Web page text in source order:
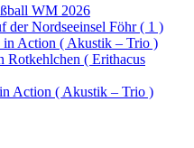
WM 2026
der Nordseeinsel Föhr ( 1 )
in Action ( Akustik – Trio )
Rotkehlchen ( Erithacus
Action ( Akustik – Trio )